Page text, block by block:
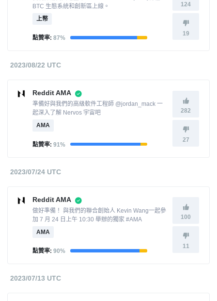
BTC 生態系統和創新區上線。
上幣
點贊率: 87%
124
19
2023/08/22 UTC
Reddit AMA
準備好與我們的高級軟件工程師 @jordan_mack 一
起深入了解 Nervos 宇宙吧
AMA
點贊率: 91%
282
27
2023/07/24 UTC
Reddit AMA
做好準備！ 與我們的聯合創始人 Kevin Wang一起參
加 7 月 24 日上午 10:30 舉辦的獨家 #AMA
AMA
點贊率: 90%
100
11
2023/07/13 UTC